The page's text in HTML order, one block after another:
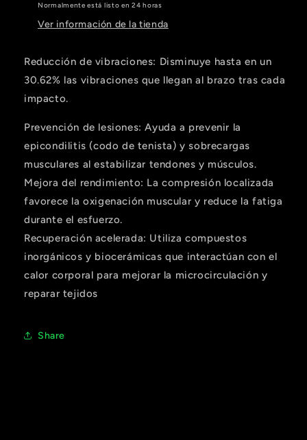
Normalmente está listo en 24 horas
Ver información de la tienda
Reducción de vibraciones: Disminuye hasta en un
30.62% las vibraciones que llegan al brazo tras cada
impacto.
Prevención de lesiones: Ayuda a prevenir la
epicondilitis (codo de tenista) y sobrecargas
musculares al estabilizar tendones y músculos.
Mejora del rendimiento: La compresión localizada
favorece la oxigenación muscular y reduce la fatiga
durante el esfuerzo.
Recuperación acelerada: Utiliza compuestos
inorgánicos y biocerámicas que interactúan con el
calor corporal para mejorar la microcirculación y
reparar tejidos
Share
Compra ahora y paga a meses
sin tarjeta de crédito
1 Agrega tu producto al carrito yelige
pagar con Meses sin Tarjeta.
En tu cuenta de Mercado Pago,elige
la cantidad de mesesy confirma.
3 Paga mes a mes con saldo disponible,
débito u otros medios.
Crédito sujeto a aprobación.
¿Tienes dudas? Consulta nuestraAyuda.